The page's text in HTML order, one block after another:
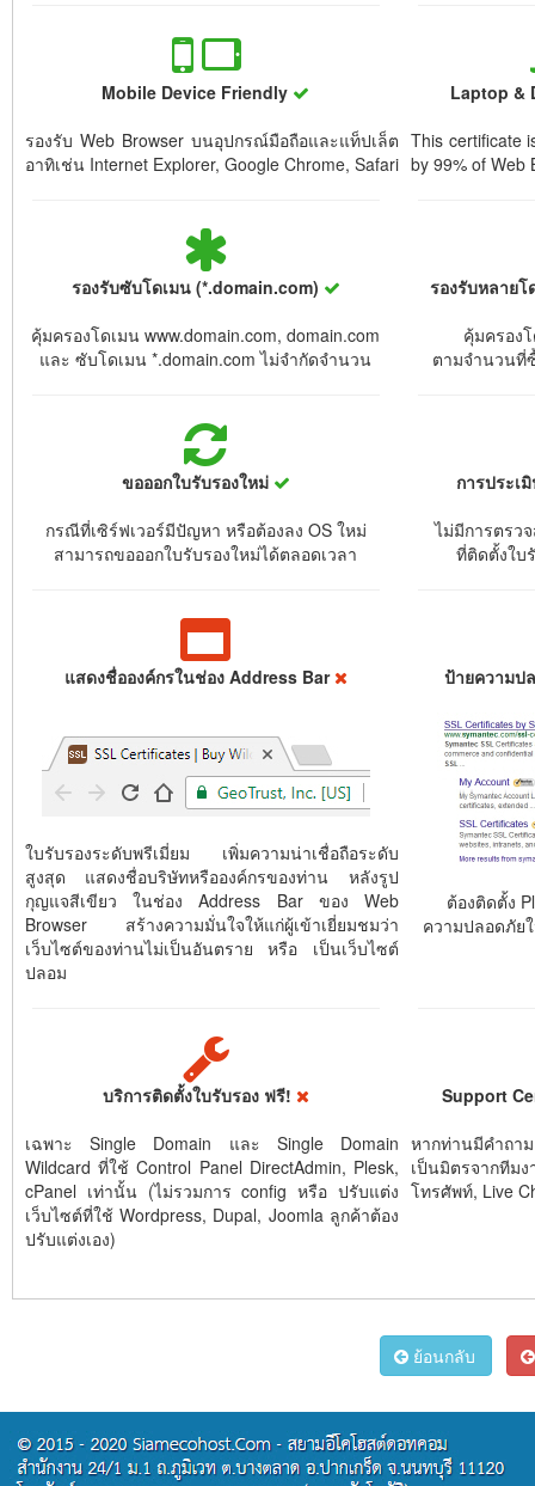
Mobile Device Friendly
รองรับ Web Browser บนอุปกรณ์มือถือและแท็ปเล็ต
อาทิเช่น Internet Explorer, Google Chrome, Safari
Laptop &
This certificate
by 99% of Web
รองรับซับโดเมน (*.domain.com)
คุ้มครองโดเมน www.domain.com, domain.com
และ ซับโดเมน *.domain.com ไม่จำกัดจำนวน
รองรับหลาย
คุ้มครอง
ตามจำนวนที่
ขอออกใบรับรองใหม่
กรณีที่เซิร์ฟเวอร์มีปัญหา หรือต้องลง OS ใหม่
สามารถขอออกใบรับรองใหม่ได้ตลอดเวลา
การประเ
ไม่มีการตรว
ที่ติดตั้งใบ
แสดงชื่อองค์กรในช่อง Address Bar
ใบรับรองระดับพรีเมี่ยม เพิ่มความน่าเชื่อถือระดับ
สูงสุด แสดงชื่อบริษัทหรือองค์กรของท่าน หลังรูป
กุญแจสีเขียว ในช่อง Address Bar ของ Web
Browser สร้างความมั่นใจให้แก่ผู้เข้าเยี่ยมชมว่า
เว็บไซต์ของท่านไม่เป็นอันตราย หรือ เป็นเว็บไซต์
ปลอม
ป้ายความป
ต้องติดตั้ง
ความปลอดภัย
บริการติดตั้งใบรับรอง ฟรี!
เฉพาะ Single Domain และ Single Domain
Wildcard ที่ใช้ Control Panel DirectAdmin, Plesk,
cPanel เท่านั้น (ไม่รวมการ config หรือ ปรับแต่ง
เว็บไซต์ที่ใช้ Wordpress, Dupal, Joomla ลูกค้าต้อง
ปรับแต่งเอง)
Support
หากท่านมีคำถา
เป็นมิตรจากทีม
โทรศัพท์, Live
ย้อนกลับ